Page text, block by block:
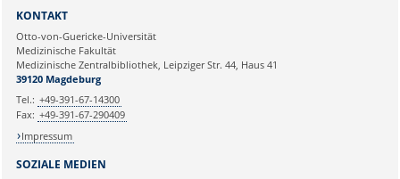
SOZIALE MEDIEN
KONTAKT
Otto-von-Guericke-Universität
Medizinische Fakultät
Medizinische Zentralbibliothek, Leipziger Str. 44, Haus 41
39120 Magdeburg
Tel.: +49-391-67-14300
Fax: +49-391-67-290409
Impressum